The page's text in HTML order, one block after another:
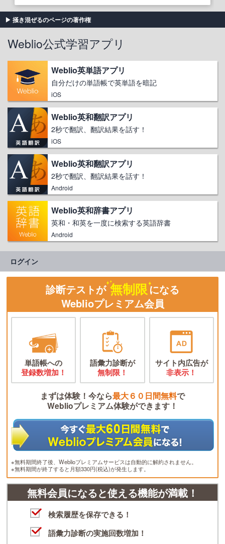
掻き混ぜるのページの著作権
Weblio公式学習アプリ
Weblio英単語アプリ
自分だけの単語帳で英単語を暗記
iOS
Weblio英和翻訳アプリ
2秒で翻訳、翻訳結果を話す！
iOS
Weblio英和翻訳アプリ
2秒で翻訳、翻訳結果を話す！
Android
Weblio英和辞書アプリ
英和・和英を一度に検索する英語辞書
Android
ログイン
診断テストが 無制限になる
Weblioプレミアム会員
単語帳への
登録数増加！
語彙力診断が
無制限！
サイト内広告が
非表示！
まずは体験！今なら最大６０日間無料で
Weblioプレミアム体験ができます！
※無料期間終了後、Weblioプレミアムサービスは自動的に解約されません。
※無料期間が終了すると月額330円(税込)が発生します。
無料会員になると使える機能が満載！
検索履歴を保存できる！
語彙力診断の実施回数増加！